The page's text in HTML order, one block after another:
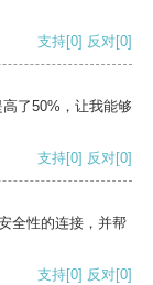
支持[0] 反对[0]
了50%，让我能够
支持[0] 反对[0]
全性的连接，并帮
支持[0] 反对[0]